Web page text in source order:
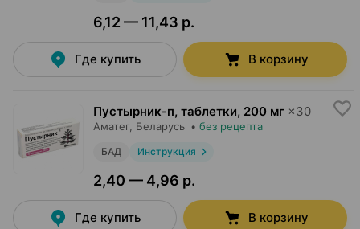
6,12 — 11,43 р.
Где купить В корзину
Пустырник-п, таблетки, 200 мг ×30
Аматег, Беларусь • без рецепта
БАД Инструкция
2,40 — 4,96 р.
Где купить В корзину